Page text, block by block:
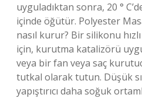
uyguladıktan sonra, 20 °
içinde öğütür. Polyester
nasıl kurur? Bir silikonu
için, kurutma katalizörü
veya bir fan veya saç
tutkal olarak tutun. Düşük
yapıştırıcı daha soğuk